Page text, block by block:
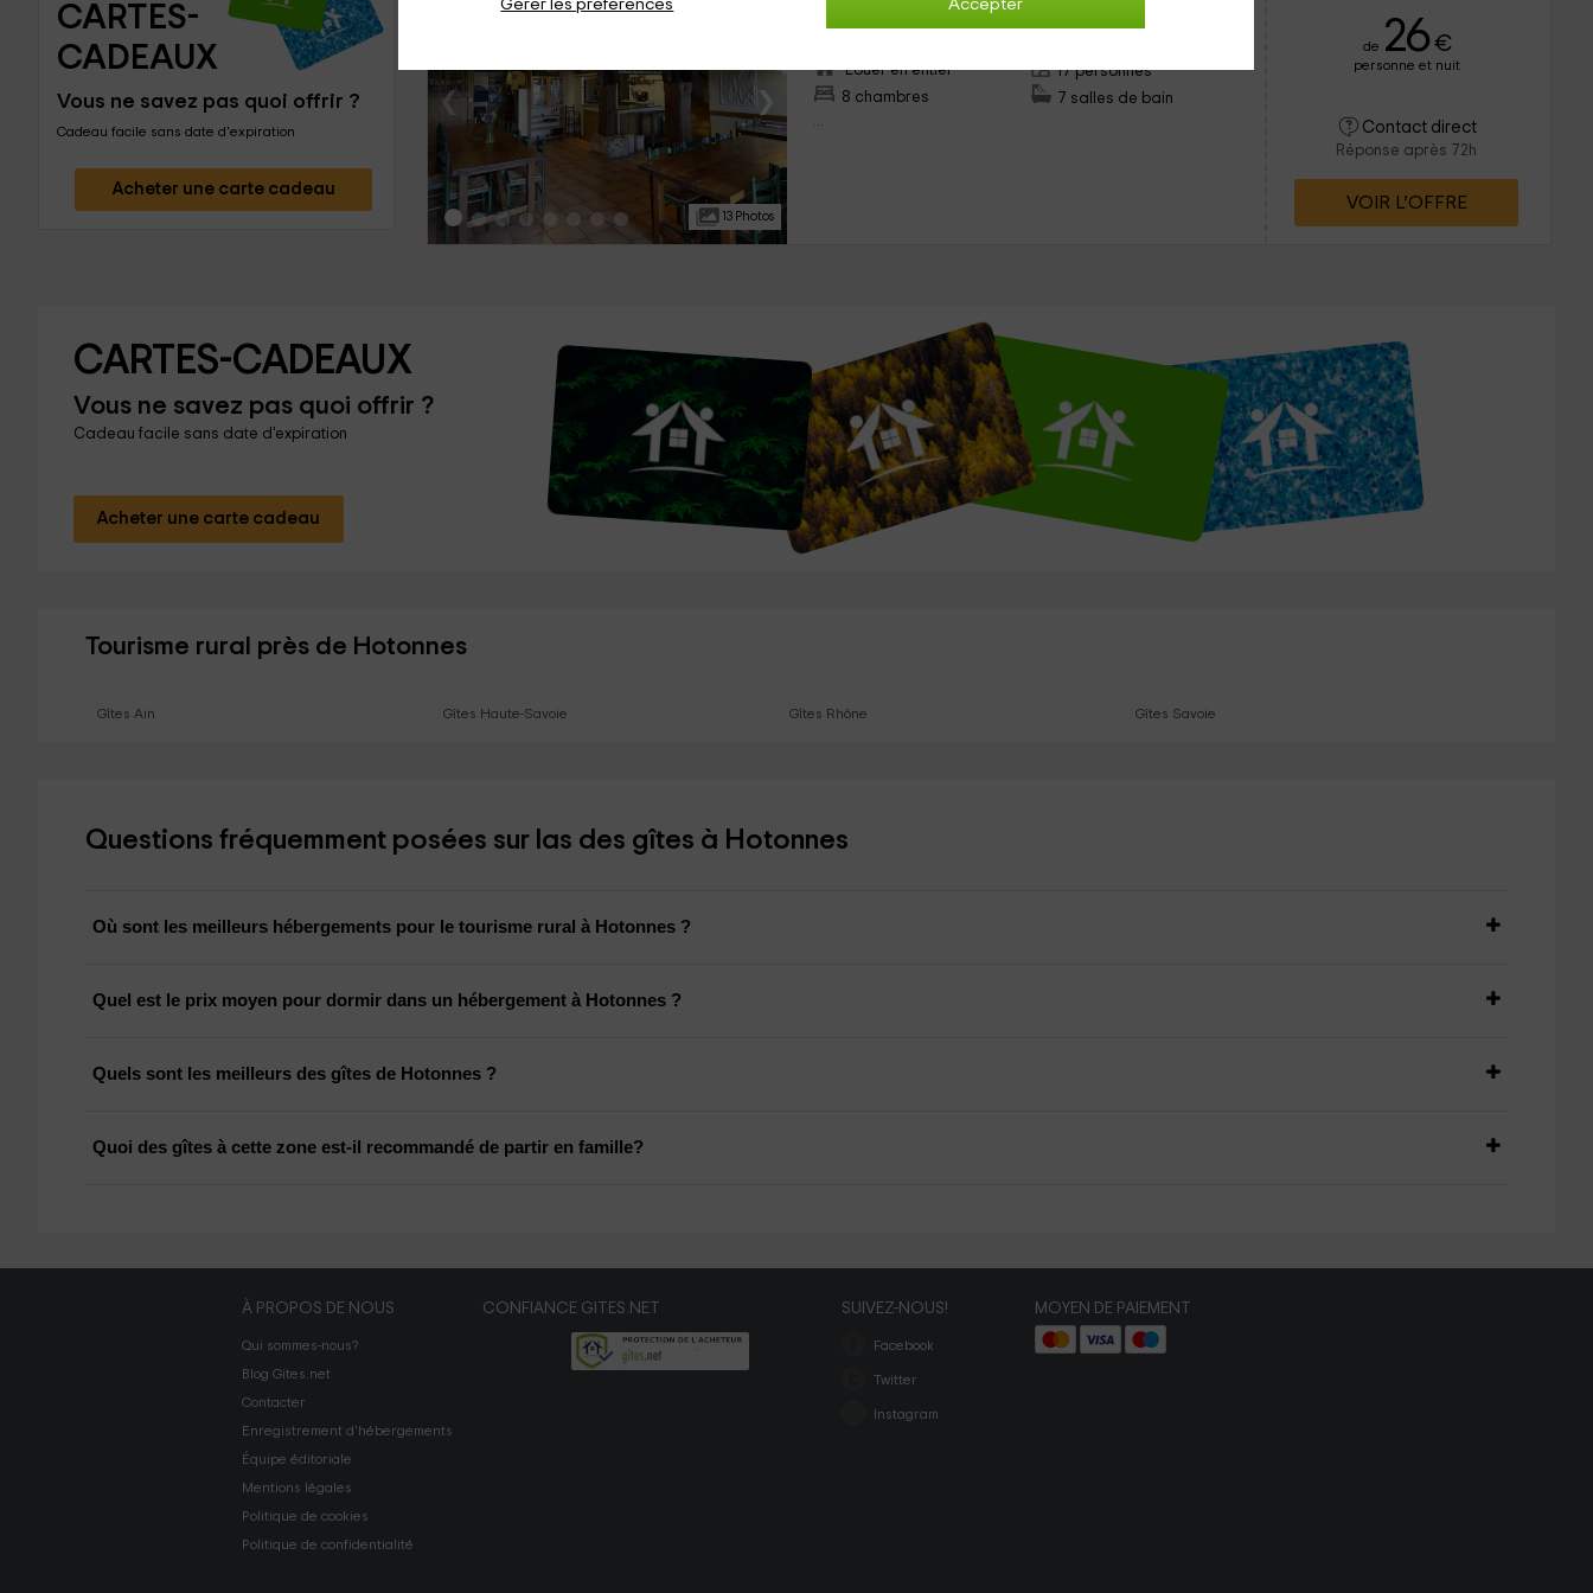
Accepter
Gérer les préférences
CARTES-
CADEAUX
Vous ne savez pas quoi offrir ?
Cadeau facile sans date d'expiration
Acheter une carte cadeau
‹ ›
13 Photos
Louer en entier
8 chambres
17 personnes
7 salles de bain
...
de 26 €
personne et nuit
Contact direct
Réponse après 72h
VOIR L’OFFRE
CARTES-CADEAUX
Vous ne savez pas quoi offrir ?
Cadeau facile sans date d'expiration
Acheter une carte cadeau
Tourisme rural près de Hotonnes
Gîtes Ain Gîtes Haute-Savoie Gîtes Rhône Gîtes Savoie
Questions fréquemment posées sur las des gîtes à Hotonnes
Où sont les meilleurs hébergements pour le tourisme rural à Hotonnes ?
Quel est le prix moyen pour dormir dans un hébergement à Hotonnes ?
Quels sont les meilleurs des gîtes de Hotonnes ?
Quoi des gîtes à cette zone est-il recommandé de partir en famille?
À PROPOS DE NOUS
Qui sommes-nous?
Blog Gites.net
Contacter
Enregistrement d'hébergements
Équipe éditoriale
Mentions légales
Politique de cookies
Politique de confidentialité
CONFIANCE GITES.NET SUIVEZ-NOUS!
Facebook
Twitter
Instagram
MOYEN DE PAIEMENT